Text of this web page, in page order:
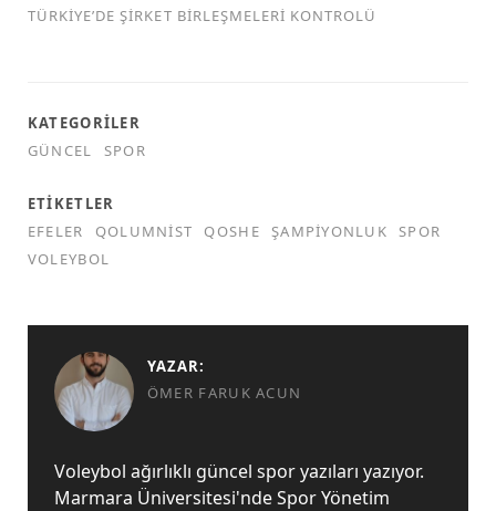
TÜRKİYE’DE ŞİRKET BİRLEŞMELERİ KONTROLÜ
KATEGORILER
GÜNCEL
SPOR
ETIKETLER
EFELER
QOLUMNIST QOSHE ŞAMPIYONLUK
SPOR
VOLEYBOL
YAZAR:
ÖMER FARUK ACUN
Voleybol ağırlıklı güncel spor yazıları yazıyor.
Marmara Üniversitesi'nde Spor Yönetim